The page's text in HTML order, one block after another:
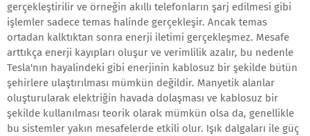
gerçekleştirilir ve örneğin akıllı telefonların şarj edilmesi gibi
işlemler sadece temas halinde gerçekleşir. Ancak temas
ortadan kalktıktan sonra enerji iletimi gerçekleşmez. Mesafe
arttıkça enerji kayıpları oluşur ve verimlilik azalır, bu nedenle
Tesla'nın hayalindeki gibi enerjinin kablosuz bir şekilde bütün
şehirlere ulaştırılması mümkün değildir. Manyetik alanlar
oluşturularak elektriğin havada dolaşması ve kablosuz bir
şekilde kullanılması teorik olarak mümkün olsa da, genellikle
bu sistemler yakın mesafelerde etkili olur. Işık dalgaları ile güç